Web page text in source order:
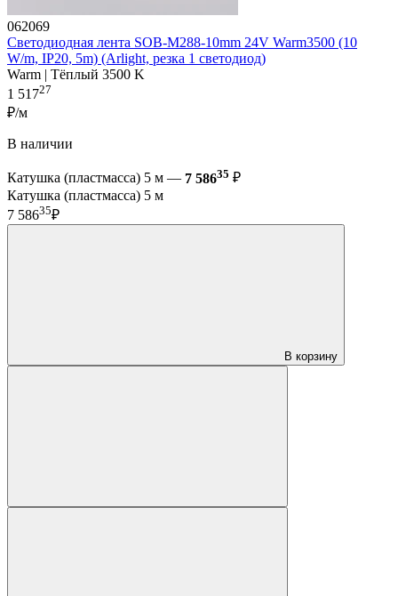
062069
Светодиодная лента SOB-M288-10mm 24V Warm3500 (10
W/m, IP20, 5m) (Arlight, резка 1 светодиод)
Warm | Тёплый 3500 K
1 51727
₽/м
В наличии
Катушка (пластмасса) 5 м — 7 58635 ₽
Катушка (пластмасса) 5 м
7 58635₽
В корзину